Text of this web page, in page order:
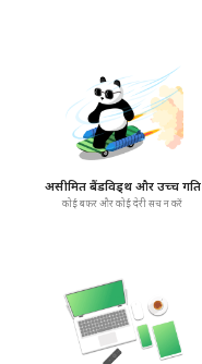
असीमित बैंडविड्थ और उच्च गति
कोई बफर और कोई देरी सच न करें